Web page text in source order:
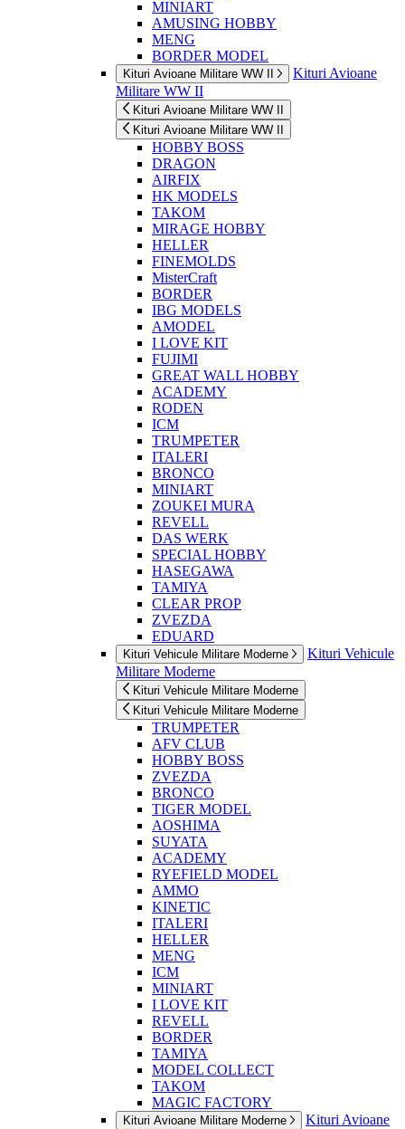
MINIART
AMUSING HOBBY
MENG
BORDER MODEL
Kituri Avioane Militare WW II
Kituri Avioane
Militare WW II
Kituri Avioane Militare WW II
Kituri Avioane Militare WW II
HOBBY BOSS
DRAGON
AIRFIX
HK MODELS
TAKOM
MIRAGE HOBBY
HELLER
FINEMOLDS
MisterCraft
BORDER
IBG MODELS
AMODEL
I LOVE KIT
FUJIMI
GREAT WALL HOBBY
ACADEMY
RODEN
ICM
TRUMPETER
ITALERI
BRONCO
MINIART
ZOUKEI MURA
REVELL
DAS WERK
SPECIAL HOBBY
HASEGAWA
TAMIYA
CLEAR PROP
ZVEZDA
EDUARD
Kituri Vehicule Militare Moderne
Kituri Vehicule
Militare Moderne
Kituri Vehicule Militare Moderne
Kituri Vehicule Militare Moderne
TRUMPETER
AFV CLUB
HOBBY BOSS
ZVEZDA
BRONCO
TIGER MODEL
AOSHIMA
SUYATA
ACADEMY
RYEFIELD MODEL
AMMO
KINETIC
ITALERI
HELLER
MENG
ICM
MINIART
I LOVE KIT
REVELL
BORDER
TAMIYA
MODEL COLLECT
TAKOM
MAGIC FACTORY
Kituri Avioane Militare Moderne
Kituri Avioane